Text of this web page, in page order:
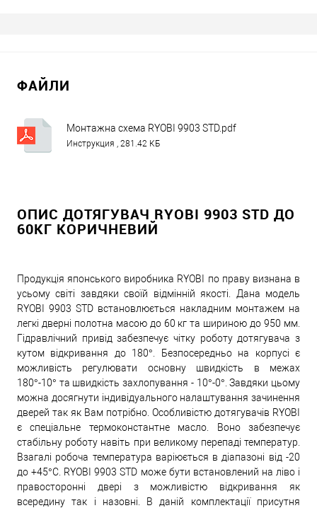
ФАЙЛИ
Монтажна схема RYOBI 9903 STD.pdf
Инструкция , 281.42 КБ
ОПИС ДОТЯГУВАЧ RYOBI 9903 STD ДО
60КГ КОРИЧНЕВИЙ
Продукція японського виробника RYOBI по праву визнана в
усьому світі завдяки своїй відмінній якості. Дана модель
RYOBI 9903 STD встановлюється накладним монтажем на
легкі дверні полотна масою до 60 кг та шириною до 950 мм.
Гідравлічний привід забезпечує чітку роботу дотягувача з
кутом відкривання до 180°. Безпосередньо на корпусі є
можливість регулювати основну швидкість в межах
180°-10° та швидкість захлопування - 10°-0°. Завдяки цьому
можна досягнути індивідуального налаштування зачинення
дверей так як Вам потрібно. Особливістю дотягувачів RYOBI
є спеціальне термоконстантне масло. Воно забезпечує
стабільну роботу навіть при великому перепаді температур.
Взагалі робоча температура варіюється в діапазоні від -20
до +45°С. RYOBI 9903 STD може бути встановлений на ліво і
правосторонні двері з можливістю відкривання як
всередину так і назовні. В даній комплектації присутня